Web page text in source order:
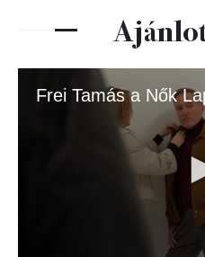
Frei Tamás a Nők